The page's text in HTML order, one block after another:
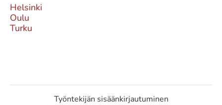
Helsinki
Oulu
Turku
Työntekijän sisäänkirjautuminen